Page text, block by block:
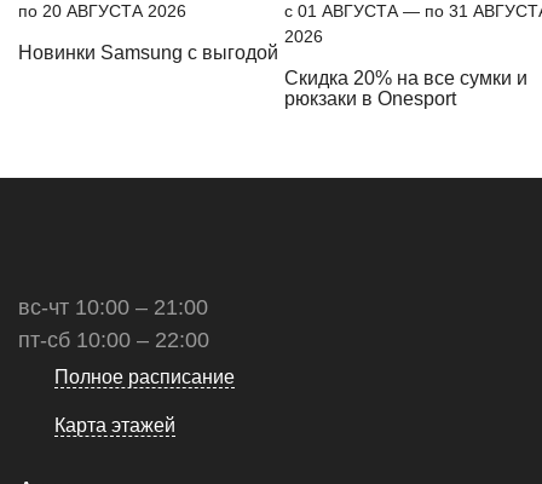
по 20 АВГУСТА 2026
Новинки Samsung с выгодой
c 01 АВГУСТА — по 31
2026
Скидка 20% на все сумки и
рюкзаки в Onesport
вс-чт 10:00 – 21:00
пт-сб 10:00 – 22:00
Полное расписание
Карта этажей